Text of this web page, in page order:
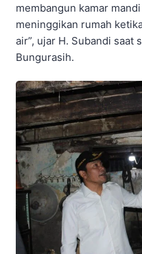
membangun kamar
meninggikan rumah
air”, ujar H. Subandi saat
Bungurasih.